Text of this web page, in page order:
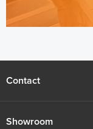
Contact
Showroom